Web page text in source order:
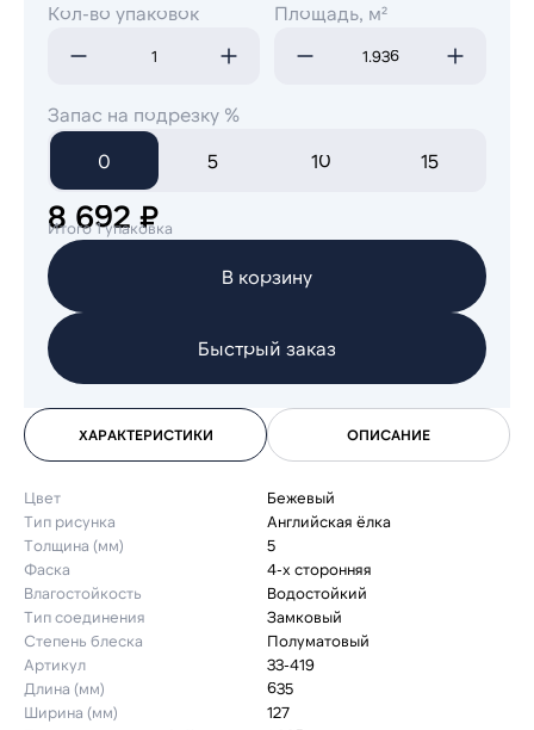
Кол-во упаковок Площадь, м²
Запас на подрезку %
0 5 10 15
8 692 ₽
Итого 1 упаковка
В корзину
Быстрый заказ
ХАРАКТЕРИСТИКИ ОПИСАНИЕ
Цвет
Бежевый
Тип рисунка
Английская ёлка
Толщина (мм)
5
Фаска
4-х сторонняя
Влагостойкость
Водостойкий
Тип соединения
Замковый
Степень блеска
Полуматовый
Артикул
33-419
Длина (мм)
635
Ширина (мм)
127